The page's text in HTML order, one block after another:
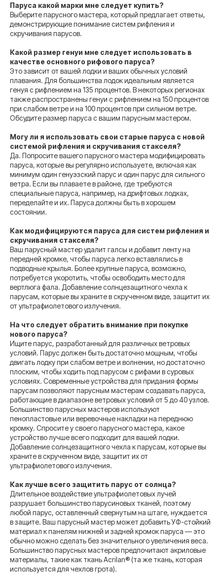
Паруса какой марки мне следует купить?
Выберите парусного мастера, который предлагает ответы,
демонстрирующие понимание систем рифления и
скручивания парусов.
Какой размер генуи мне следует использовать в
качестве основного рифового паруса?
Это зависит от вашей лодки и ваших обычных условий
плавания. Для большинства лодок идеальным является
генуя с рифлением на 135 процентов. В некоторых регионах
также распространены генуи с рифлением на 150 процентов
при слабом ветре и на 100 процентов при сильном ветре.
Обсудите размер паруса с вашим парусным мастером.
Могу ли я использовать свои старые паруса с новой
системой рифления и скручивания стакселя?
Да. Попросите вашего парусного мастера модифицировать
паруса, которые вы регулярно используете, включая как
минимум один генуэзский парус и один парус для сильного
ветра. Если вы плаваете в районе, где требуются
специальные паруса, например, на дрифтовых лодках,
переделайте и их. Паруса должны быть в хорошем
состоянии.
Как модифицируются паруса для систем рифления и
скручивания стакселя?
Ваш парусный мастер удалит галсы и добавит ленту на
передней кромке, чтобы паруса легко вставлялись в
подводные крылья. Более крупные паруса, возможно,
потребуется укоротить, чтобы освободить место для
вертлюга фала. Добавление солнцезащитного чехла к
парусам, которые вы храните в скрученном виде, защитит их
от ультрафиолетового излучения.
На что следует обратить внимание при покупке
нового паруса?
Ищите парус, разработанный для различных ветровых
условий. Парус должен быть достаточно мощным, чтобы
двигать лодку при слабом ветре и волнении, но достаточно
плоским, чтобы ходить под парусом с рифами в суровых
условиях. Современные устройства для придания формы
парусам позволяют парусным мастерам создавать паруса,
работающие в диапазоне ветровых условий от 5 до 40 узлов.
Большинство парусных мастеров используют
пенопластовые или веревочные накладки на переднюю
кромку. Спросите у своего парусного мастера, какое
устройство лучше всего подходит для вашей лодки.
Добавление солнцезащитного чехла к парусам, которые вы
храните в скрученном виде, защитит их от
ультрафиолетового излучения.
Как лучше всего защитить парус от солнца?
Длительное воздействие ультрафиолетовых лучей
разрушает большинство парусиновых тканей, поэтому
любой парус, оставленный свернутым на штаге, нуждается
в защите. Ваш парусный мастер может добавить УФ-стойкий
материал к панелям нижней и задней кромок паруса — это
обычно можно сделать без значительного увеличения веса.
Большинство парусных мастеров предпочитают акриловые
материалы, такие как ткань Acrilan® (та же ткань, которая
используется для чехлов грота).